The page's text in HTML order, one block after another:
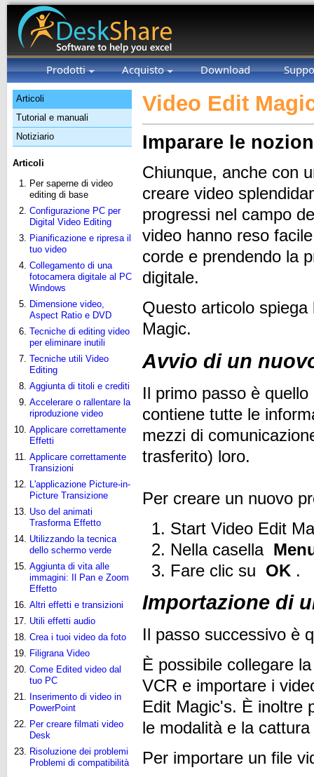
Prodotti Acquisto Download
Articoli
Tutorial e manuali
Notiziario
Articoli
Per saperne di video
editing di base
Configurazione PC per
Digital Video Editing
Pianificazione e ripresa il
tuo video
Collegamento di una
fotocamera digitale al PC
Windows
Dimensione video,
Aspect Ratio e DVD
Tecniche di editing video
per eliminare inutili
Tecniche utili Video
Editing
Aggiunta di titoli e crediti
Accelerare o rallentare la
riproduzione video
Applicare correttamente
Effetti
Applicare correttamente
Transizioni
L'applicazione Picture-in-
Picture Transizione
Uso del animati
Trasforma Effetto
Utilizzando la tecnica
dello schermo verde
Aggiunta di vita alle
immagini: Il Pan e Zoom
Effetto
Altri effetti e transizioni
Utili effetti audio
Crea i tuoi video da foto
Filigrana Video
Come Edited video dal
tuo PC
Inserimento di video in
PowerPoint
Per creare filmati video
Desk
Risoluzione dei problemi
Problemi di compatibilità
Video Edit
Imparare le
Chiunque, anche con
creare video
progressi nel campo
video hanno reso
corde e prendendo la
digitale.
Questo articolo
Magic.
Avvio di un
Il primo passo è
contiene tutte le
mezzi di
trasferito) loro.
Per creare un nuovo
Start Video Edit
Nella casella
Fare clic su OK .
Importazione di
Il passo successivo è
È possibile collegare
VCR e importare i
Edit Magic's. È inoltre
le modalità e la
Per importare un file